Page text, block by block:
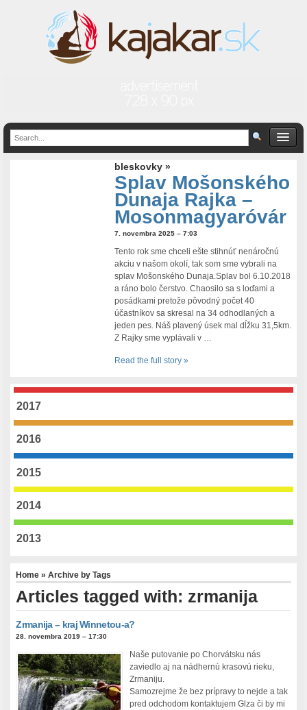
bleskovky »
Splav Mošonského
Dunaja Rajka –
Mosonmagyaróvár
7. novembra 2025 – 7:03
Tento rok sme chceli ešte stihnúť nenáročnú
akciu v našom okolí, tak som sme vybrali na
splav Mošonského Dunaja.Splav bol 6.10.2018
a ráno bolo čerstvo. Chaosilo sa s loďami a
posádkami pretože pôvodný počet 40
účastníkov sa skresal na 34 odhodlaných a
jeden pes. Náš plavený úsek mal dĺžku 31,5km.
Z Rajky sme vyplávali v …
Read the full story »
2017
2016
2015
2014
2013
Home » Archive by Tags
Articles tagged with: zrmanija
Zrmanija – kraj Winnetou-a?
28. novembra 2019 – 17:30
Naše putovanie po Chorvátsku nás
zaviedlo aj na nádhernú krasovú rieku,
Zrmaniju.
Samozrejme že bez prípravy to nejde a tak
pred odchodom kontaktujem Glza či by mi